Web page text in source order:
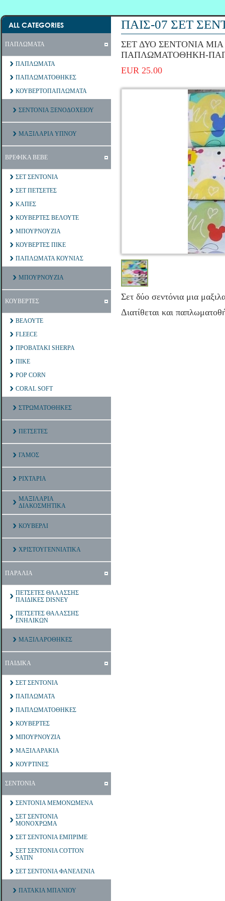
ALL CATEGORIES
ΠΑΠΛΩΜΑΤΑ
ΠΑΠΛΩΜΑΤΑ
ΠΑΠΛΩΜΑΤΟΘΗΚΕΣ
ΚΟΥΒΕΡΤΟΠΑΠΛΩΜΑΤΑ
ΣΕΝΤΟΝΙΑ ΞΕΝΟΔΟΧΕΙΟΥ
ΜΑΞΙΛΑΡΙΑ ΥΠΝΟΥ
ΒΡΕΦΙΚΑ ΒΕΒΕ
ΣΕΤ ΣΕΝΤΟΝΙΑ
ΣΕΤ ΠΕΤΣΕΤΕΣ
ΚΑΠΕΣ
ΚΟΥΒΕΡΤΕΣ ΒΕΛΟΥΤΕ
ΜΠΟΥΡΝΟΥΖΙΑ
ΚΟΥΒΕΡΤΕΣ ΠΙΚΕ
ΠΑΠΛΩΜΑΤΑ ΚΟΥΝΙΑΣ
ΜΠΟΥΡΝΟΥΖΙΑ
ΚΟΥΒΕΡΤΕΣ
ΒΕΛΟΥΤΕ
FLEECE
ΠΡΟΒΑΤΑΚΙ SHERPA
ΠΙΚΕ
POP CORN
CORAL SOFT
ΣΤΡΩΜΑΤΟΘΗΚΕΣ
ΠΕΤΣΕΤΕΣ
ΓΑΜΟΣ
ΡΙΧΤΑΡΙΑ
ΜΑΞΙΛΑΡΙΑ
ΔΙΑΚΟΣΜΗΤΙΚΑ
ΚΟΥΒΕΡΛΙ
ΧΡΙΣΤΟΥΓΕΝΝΙΑΤΙΚΑ
ΠΑΡΑΛΙΑ
ΠΕΤΣΕΤΕΣ ΘΑΛΑΣΣΗΣ
ΠΑΙΔΙΚΕΣ DISNEY
ΠΕΤΣΕΤΕΣ ΘΑΛΑΣΣΗΣ
ΕΝΗΛΙΚΩΝ
ΜΑΞΙΛΑΡΟΘΗΚΕΣ
ΠΑΙΔΙΚΑ
ΣΕΤ ΣΕΝΤΟΝΙΑ
ΠΑΠΛΩΜΑΤΑ
ΠΑΠΛΩΜΑΤΟΘΗΚΕΣ
ΚΟΥΒΕΡΤΕΣ
ΜΠΟΥΡΝΟΥΖΙΑ
ΜΑΞΙΛΑΡΑΚΙΑ
ΚΟΥΡΤΙΝΕΣ
ΣΕΝΤΟΝΙΑ
ΣΕΝΤΟΝΙΑ ΜΕΜΟΝΩΜΕΝΑ
ΣΕΤ ΣΕΝΤΟΝΙΑ
ΜΟΝΟΧΡΩΜΑ
ΣΕΤ ΣΕΝΤΟΝΙΑ ΕΜΠΡΙΜΕ
ΣΕΤ ΣΕΝΤΟΝΙΑ COTTON
SATIN
ΣΕΤ ΣΕΝΤΟΝΙΑ ΦΑΝΕΛΕΝΙΑ
ΠΑΤΑΚΙΑ ΜΠΑΝΙΟΥ
ΠΑΙΣ-07 ΣΕΤ
ΣΕΤ ΔΥΟ ΣΕΝΤΟΝΙΑ ΜΙΑ
ΠΑΠΛΩΜΑΤΟΘΗΚΗ-
EUR 25.00
Σετ δύο σεντόνια μια
Διατίθεται και